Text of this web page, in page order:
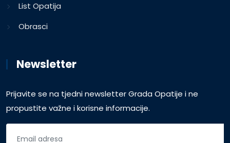
List Opatija
Obrasci
Newsletter
Prijavite se na tjedni newsletter Grada Opatije i ne
propustite važne i korisne informacije.